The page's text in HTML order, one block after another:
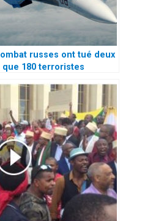
russes ont tué deux
180 terroristes